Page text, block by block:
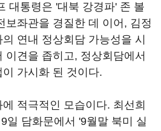
대통령은 '대북 강경파' 존 볼
보좌관을 경질한 데 이어, 김정
연내 정상회담 가능성을 시
이견을 좁히고, 정상회담에서
가시화 된 것이다.
적극적인 모습이다. 최선희
일 담화문에서 '9월말 북미 실